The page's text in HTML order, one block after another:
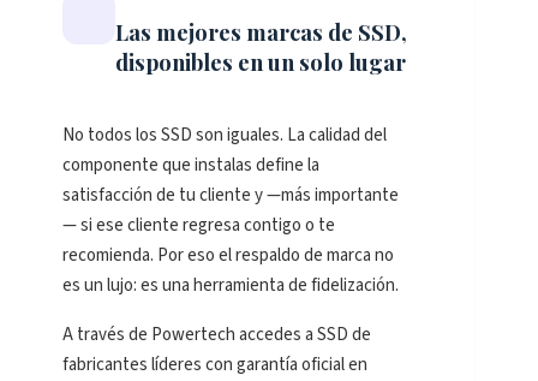
Las mejores marcas de SSD,
disponibles en un solo lugar
No todos los SSD son iguales. La calidad del
componente que instalas define la
satisfacción de tu cliente y —más importante
— si ese cliente regresa contigo o te
recomienda. Por eso el respaldo de marca no
es un lujo: es una herramienta de fidelización.
A través de Powertech accedes a SSD de
fabricantes líderes con garantía oficial en